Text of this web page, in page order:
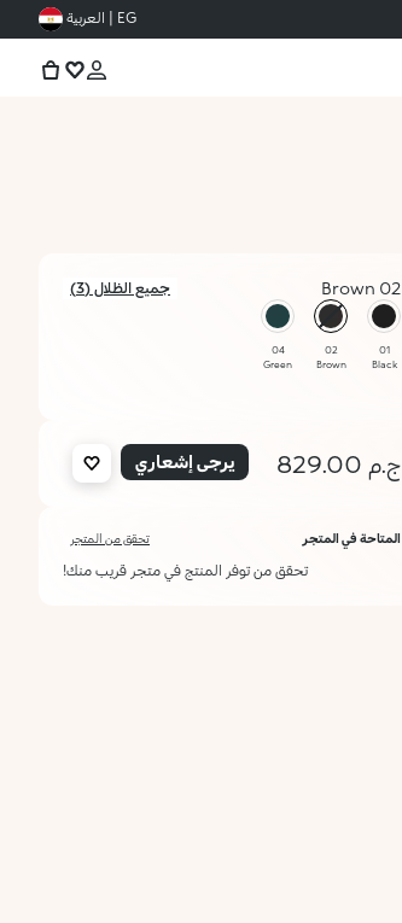
EG | العربية
02 Brown جميع الظلال (3)
01
Black
محدد
02
Brown
04
Green
ج.م 829.00 يرجى إشعاري
المتاحة في المتجر تحقق من المتجر
تحقق من توفر المنتج في متجر قريب منك!